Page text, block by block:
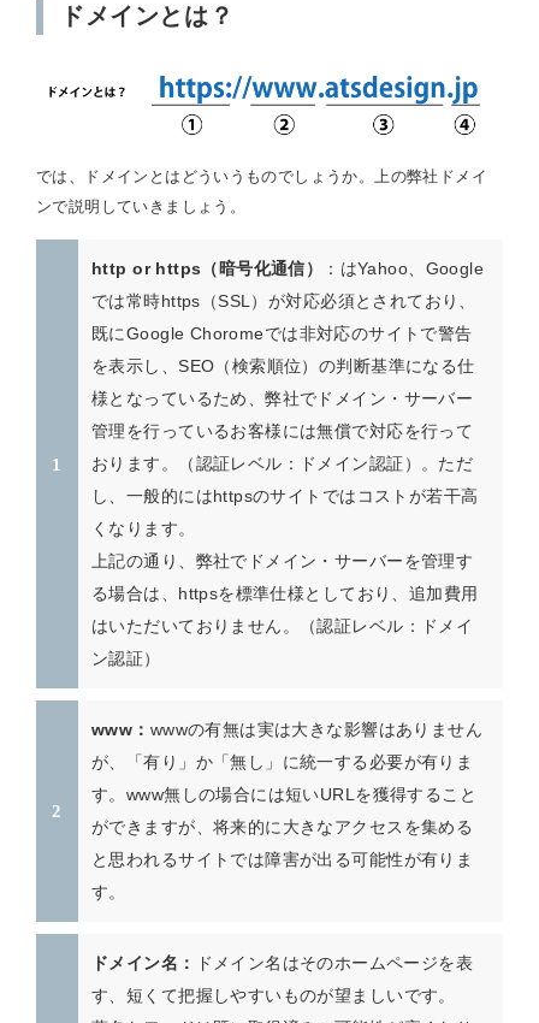
ドメインとは？
では、ドメインとはどういうものでしょうか。上の弊社ドメイ
ンで説明していきましょう。
http or https（暗号化通信）
：はYahoo、Google
では常時https（SSL）が対応必須とされており、
既にGoogle Choromeでは非対応のサイトで警告
を表示し、SEO（検索順位）の判断基準になる仕
様となっているため、弊社でドメイン・サーバー
管理を行っているお客様には無償で対応を行って
おります。（認証レベル：ドメイン認証）。ただ
し、一般的にはhttpsのサイトではコストが若干高
くなります。
上記の通り、弊社でドメイン・サーバーを管理す
る場合は、httpsを標準仕様としており、追加費用
はいただいておりません。（認証レベル：ドメイ
ン認証）
www： wwwの有無は実は大きな影響はありません
が、「有り」か「無し」に統一する必要が有りま
す。www無しの場合には短いURLを獲得すること
ができますが、将来的に大きなアクセスを集める
と思われるサイトでは障害が出る可能性が有りま
す。
ドメイン名：
ドメイン名はそのホームページを表
す、短くて把握しやすいものが望ましいです。